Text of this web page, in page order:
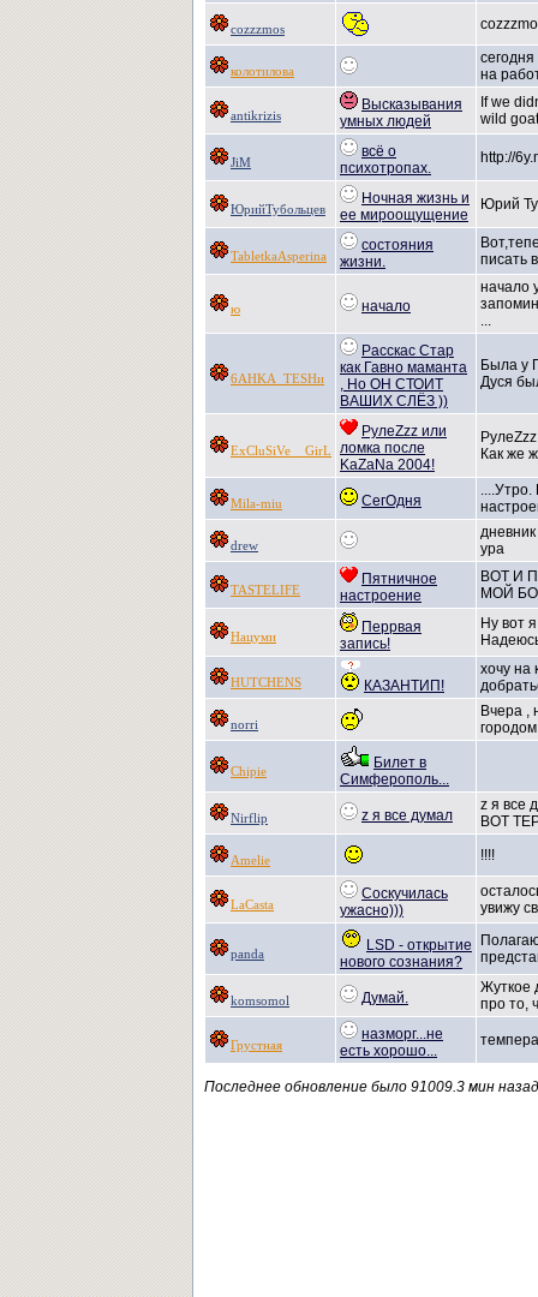
cozzzmos
колотилова
на
antikrizis
Высказывания
умных людей
If we
wild
JiM
всё о
психотропах.
http://6y.
ЮрийТубольцев
Ночная жизнь и
ее мироощущение
Юрий
TabletkaAsperina
состояния
жизни.
писать
ю начало
начало
...
6AHKA_TESHи
Расскас Стар
как Гавно маманта
, Но ОН СТОИТ
ВАШИХ СЛЁЗ ))
Была у
Дуся
ExCluSiVe__GirL
РулеZzz или
ломка после
KaZaNa 2004!
Как же
Mila-miu СегОдня
....Утро.
drew
ура
TASTELIFE
Пятничное
настроение
ВОТ И
МОЙ
Нацуми
Перрвая
запись!
Ну вот
HUTCHENS КАЗАНТИП!
хочу на
norri
Вчера ,
Chipie
Билет в
Симферополь...
Nirflip z я все думал
z я все
ВОТ
Amelie !!!!
LaCasta
Соскучилась
ужасно)))
увижу
panda
LSD - открытие
нового сознания?
komsomol Думай.
Жуткое
про то,
Грустная
назморг...не
есть хорошо...
Последнее обновление было 91009.3 мин